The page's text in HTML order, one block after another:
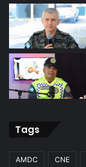
Tags
AMDC CNE